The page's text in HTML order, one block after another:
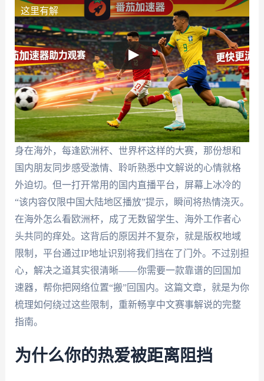
这里有解
身在海外，每逢欧洲杯、世界杯这样的大赛，那份想和
国内朋友同步感受激情、聆听熟悉中文解说的心情就格
外迫切。但一打开常用的国内直播平台，屏幕上冰冷的
“该内容仅限中国大陆地区播放”提示，瞬间将热情浇灭。
在海外怎么看欧洲杯，成了无数留学生、海外工作者心
头共同的痒处。这背后的原因并不复杂，就是版权地域
限制，平台通过IP地址识别将我们挡在了门外。不过别担
心，解决之道其实很清晰——你需要一款靠谱的回国加
速器，帮你把网络位置“搬”回国内。这篇文章，就是为你
梳理如何绕过这些限制，重新畅享中文赛事解说的完整
指南。
为什么你的热爱被距离阻挡